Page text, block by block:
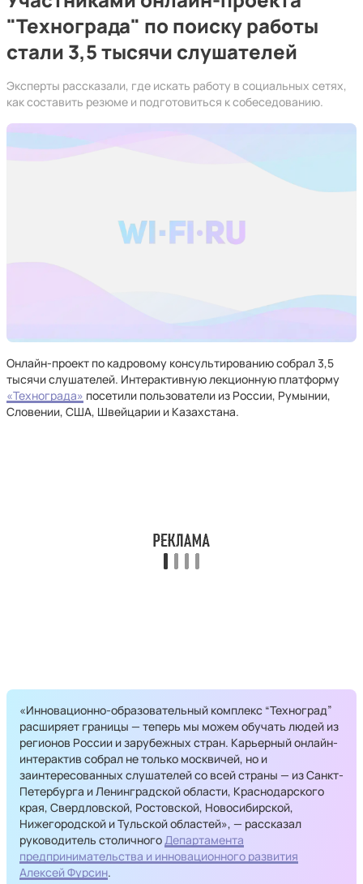
"Технограда" по поиску работы
стали 3,5 тысячи слушателей
Эксперты рассказали, где искать работу в социальных сетях,
как составить резюме и подготовиться к собеседованию.
Онлайн-проект по кадровому консультированию собрал 3,5
тысячи слушателей. Интерактивную лекционную платформу
«Технограда» посетили пользователи из России, Румынии,
Словении, США, Швейцарии и Казахстана.
«Инновационно-образовательный комплекс “Техноград”
расширяет границы — теперь мы можем обучать людей из
регионов России и зарубежных стран. Карьерный онлайн-
интерактив собрал не только москвичей, но и
заинтересованных слушателей со всей страны — из Санкт-
Петербурга и Ленинградской области, Краснодарского
края, Свердловской, Ростовской, Новосибирской,
Нижегородской и Тульской областей», — рассказал
руководитель столичногоДепартамента
предпринимательства и инновационного развития
Алексей Фурсин.